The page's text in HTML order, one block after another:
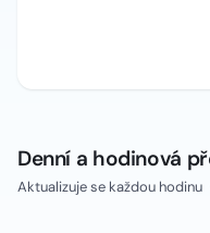
Denní a hodinová
Aktualizuje se každou hodinu